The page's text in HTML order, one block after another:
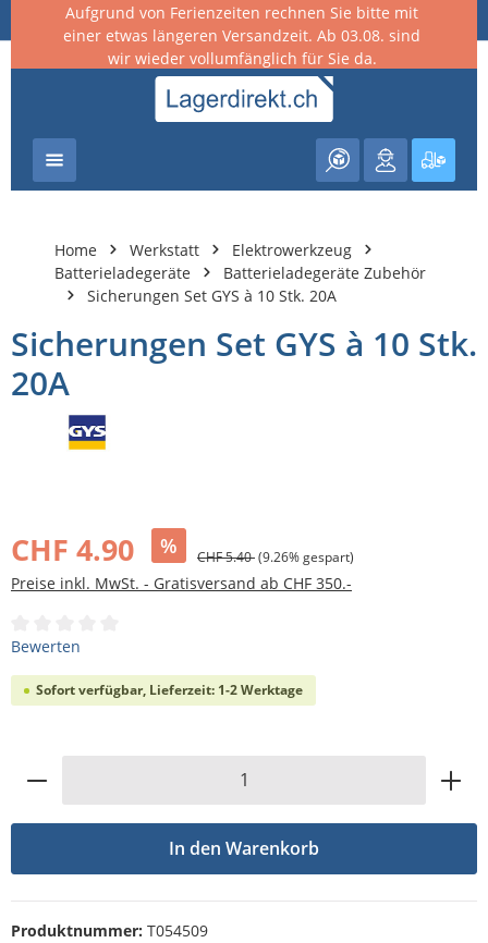
springen
Aufgrund von Ferienzeiten rechnen Sie bitte mit
einer etwas längeren Versandzeit. Ab 03.08. sind
wir wieder vollumfänglich für Sie da.
Home Werkstatt
Elektrowerkzeug
Batterieladegeräte
Batterieladegeräte Zubehör
Sicherungen Set GYS à 10 Stk. 20A
Sicherungen Set GYS à 10 Stk.
20A
CHF 4.90 % CHF 5.40(9.26% gespart)
Preise inkl. MwSt. - Gratisversand ab CHF 350.-
Durchschnittliche Bewertung von 0 von 5 Sternen
Bewerten
Sofort verfügbar, Lieferzeit: 1-2 Werktage
Produkt Anzahl: Gib den gewünschten
In den Warenkorb
Produktnummer: T054509